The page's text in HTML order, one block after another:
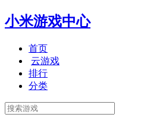
小米游戏中心
首页
云游戏
排行
分类